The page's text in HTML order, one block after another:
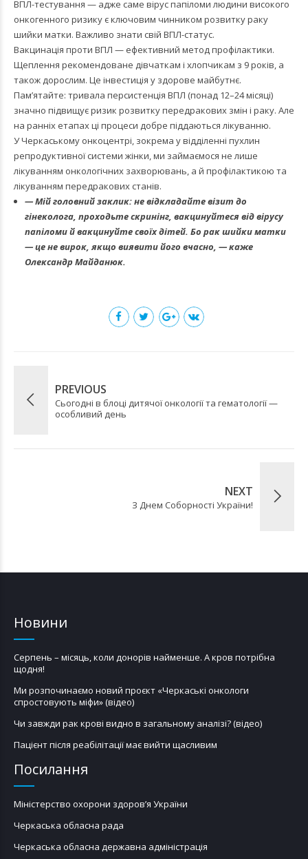
ВПЛ-тестування — адже саме вірус папіломи людини високого
онкогенного ризику є ключовим чинником розвитку раку
шийки матки. Важливо знати свій ВПЛ-статус.
Вакцинація проти ВПЛ — ефективний метод профілактики.
Щеплення рекомендоване дівчаткам і хлопчикам з 9 років, а
також дорослим. Це інвестиція у здорове майбутнє.
Пам’ятайте: тривала персистенція ВПЛ (понад 12–24 місяці)
значно підвищує ризик розвитку передракових змін і раку. Але
на ранніх етапах ці процеси добре піддаються лікуванню.
У Черкаському онкоцентрі, зокрема у відділенні пухлин
репродуктивної системи жінки, ми займаємося не лише
лікуванням онкологічних захворювань, а й профілактикою та
лікуванням передракових станів.
— Мій головний заклик: не відкладайте візит до
гінеколога, проходьте скринінг, вакцинуйтеся від вірусу
папіломи й вакцинуйте своїх дітей. Бо рак шийки матки
— це не вирок, якщо виявити його вчасно, — каже
Олександр Майданюк.
PREVIOUS
Сьогодні в блоці дитячої онкології та гематології —
особливий день
NEXT
З Днем Соборності України!
Новини
Серпень – місяць, коли донорів найменше. А кров потрібна
щодня!
Ми розпочинаємо новий проєкт «Черкаські онкологи
спростовують міфи» (відео)
Чи завжди рак крові видно в загальному аналізі? (відео)
Пацієнт після реабілітації має вийти щасливим
Посилання
Міністерство охорони здоров’я України
Черкаська обласна рада
Черкаська обласна державна адміністрація